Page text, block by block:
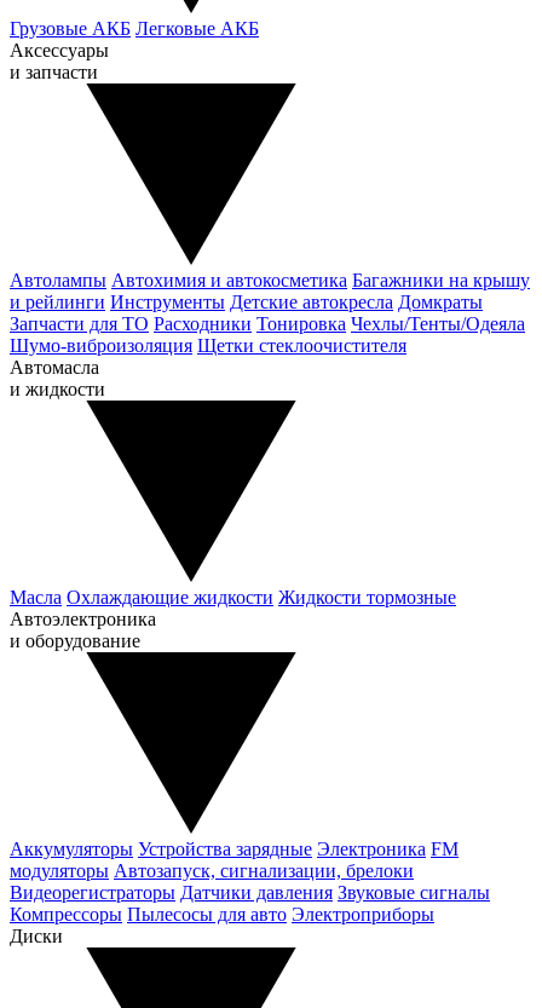
Грузовые АКБ Легковые АКБ
Аксессуары
и запчасти
Автолампы Автохимия и автокосметика Багажники на крышу
и рейлинги Инструменты Детские автокресла Домкраты
Запчасти для ТО Расходники Тонировка Чехлы/Тенты/Одеяла
Шумо-виброизоляция Щетки стеклоочистителя
Автомасла
и жидкости
Масла Охлаждающие жидкости Жидкости тормозные
Автоэлектроника
и оборудование
Аккумуляторы Устройства зарядные Электроника FM
модуляторы Автозапуск, сигнализации, брелоки
Видеорегистраторы Датчики давления Звуковые сигналы
Компрессоры Пылесосы для авто Электроприборы
Диски